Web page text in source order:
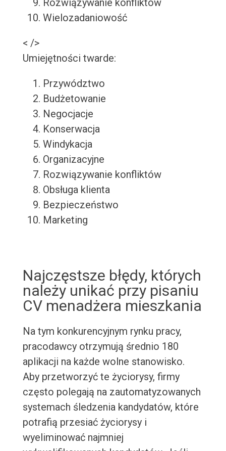
Rozwiązywanie konfliktów
Wielozadaniowość
< />
Umiejętności twarde:
Przywództwo
Budżetowanie
Negocjacje
Konserwacja
Windykacja
Organizacyjne
Rozwiązywanie konfliktów
Obsługa klienta
Bezpieczeństwo
Marketing
Najczęstsze błędy, których
należy unikać przy pisaniu
CV menadżera mieszkania
Na tym konkurencyjnym rynku pracy,
pracodawcy otrzymują średnio 180
aplikacji na każde wolne stanowisko.
Aby przetworzyć te życiorysy, firmy
często polegają na zautomatyzowanych
systemach śledzenia kandydatów, które
potrafią przesiać życiorysy i
wyeliminować najmniej